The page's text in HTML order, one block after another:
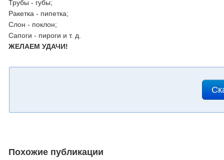
Трубы - губы;
Ракетка - пипетка;
Слон - поклон;
Сапоги - пироги и т. д.
ЖЕЛАЕМ УДАЧИ!
Похожие публикации